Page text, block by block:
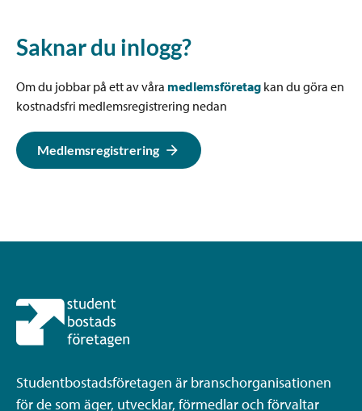
Saknar du inlogg?
Om du jobbar på ett av våra medlemsföretag kan du göra en
kostnadsfri medlemsregistrering nedan
Medlemsregistrering
Studentbostadsföretagen är branschorganisationen
för de som äger, utvecklar, förmedlar och förvaltar